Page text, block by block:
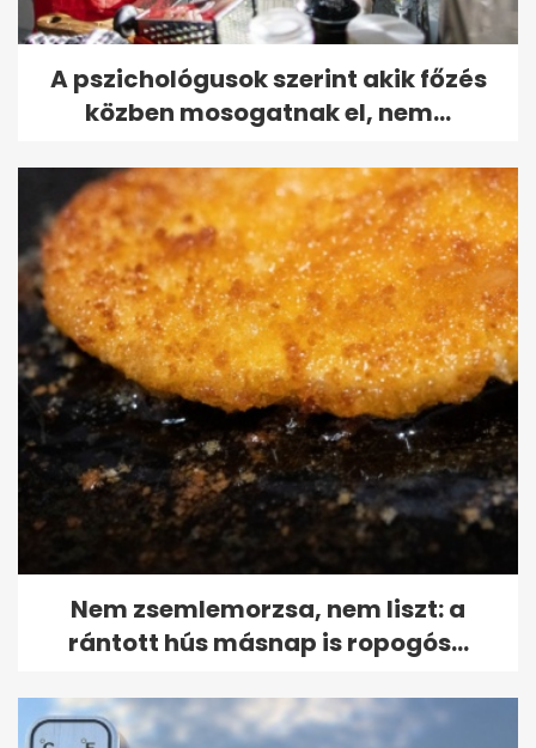
A pszichológusok szerint akik főzés
közben mosogatnak el, nem...
Nem zsemlemorzsa, nem liszt: a
rántott hús másnap is ropogós...